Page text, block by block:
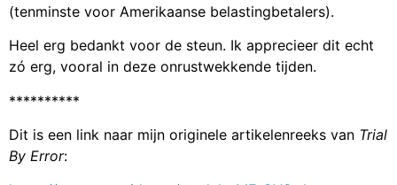
(tenminste voor Amerikaanse belastingbetalers).
Heel erg bedankt voor de steun. Ik apprecieer dit echt
zó erg, vooral in deze onrustwekkende tijden.
**********
Dit is een link naar mijn originele artikelenreeks van Trial
By Error: